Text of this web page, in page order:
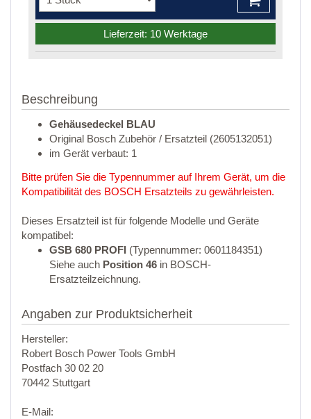
Lieferzeit: 10 Werktage
Beschreibung
Gehäusedeckel BLAU
Original Bosch Zubehör / Ersatzteil (2605132051)
im Gerät verbaut: 1
Bitte prüfen Sie die Typennummer auf Ihrem Gerät, um die
Kompatibilität des BOSCH Ersatzteils zu gewährleisten.
Dieses Ersatzteil ist für folgende Modelle und Geräte
kompatibel:
GSB 680 PROFI (Typennummer: 0601184351)
Siehe auch Position 46 in BOSCH-
Ersatzteilzeichnung.
Angaben zur Produktsicherheit
Hersteller:
Robert Bosch Power Tools GmbH
Postfach 30 02 20
70442 Stuttgart
E-Mail: